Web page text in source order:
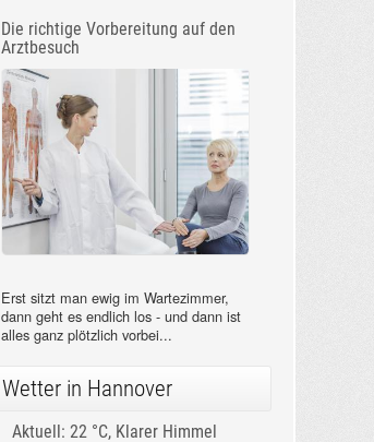
Die richtige Vorbereitung auf den
Arztbesuch
Erst sitzt man ewig im Wartezimmer,
dann geht es endlich los - und dann ist
alles ganz plötzlich vorbei...
Wetter in Hannover
Aktuell: 22 °C, Klarer Himmel